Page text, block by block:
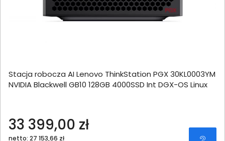
Stacja robocza AI Lenovo ThinkStation PGX 30KL0003YM
NVIDIA Blackwell GB10 128GB 4000SSD Int DGX-OS Linux
33 399,00 zł
netto: 27 153,66 zł